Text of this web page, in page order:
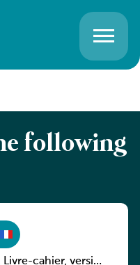
following
cahier, version